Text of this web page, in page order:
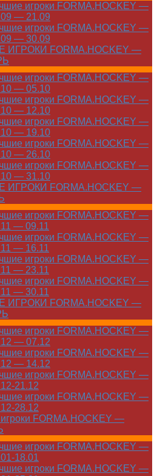
игроки FORMA.HOCKEY —
— 21.09
игроки FORMA.HOCKEY —
— 30.09
ИГРОКИ FORMA.HOCKEY —
игроки FORMA.HOCKEY —
— 05.10
игроки FORMA.HOCKEY —
— 12.10
игроки FORMA.HOCKEY —
— 19.10
игроки FORMA.HOCKEY —
— 26.10
игроки FORMA.HOCKEY —
— 31.10
ИГРОКИ FORMA.HOCKEY —
игроки FORMA.HOCKEY —
— 09.11
игроки FORMA.HOCKEY —
— 16.11
игроки FORMA.HOCKEY —
— 23.11
игроки FORMA.HOCKEY —
— 30.11
ИГРОКИ FORMA.HOCKEY —
игроки FORMA.HOCKEY —
— 07.12
игроки FORMA.HOCKEY —
— 14.12
игроки FORMA.HOCKEY —
21.12
игроки FORMA.HOCKEY —
28.12
FORMA.HOCKEY —
игроки FORMA.HOCKEY —
18.01
игроки FORMA.HOCKEY —